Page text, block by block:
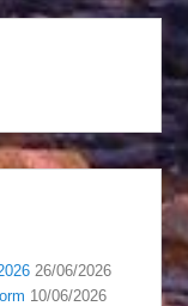
26/06/2026
10/06/2026